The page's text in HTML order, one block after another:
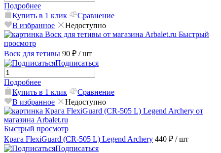
Подробнее
Купить в 1 клик
Сравнение
В избранное
Недоступно
Быстрый
просмотр
Воск для тетивы 90 ₽ / шт
Подписаться
Подробнее
Купить в 1 клик
Сравнение
В избранное
Недоступно
Быстрый просмотр
Крага FlexiGuard (CR-505 L) Legend Archery 440 ₽ / шт
Подписаться